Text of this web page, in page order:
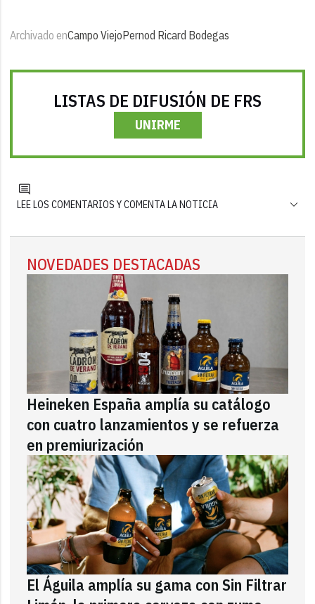
Archivado enCampo ViejoPernod Ricard Bodegas
LISTAS DE DIFUSIÓN DE FRS
UNIRME
LEE LOS COMENTARIOS Y COMENTA LA NOTICIA
NOVEDADES DESTACADAS
Heineken España amplía su catálogo
con cuatro lanzamientos y se refuerza
en premiurización
El Águila amplía su gama con Sin Filtrar